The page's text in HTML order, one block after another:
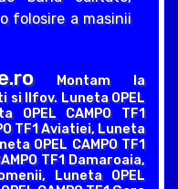
folosire a masinii
Montam la
Ilfov. Luneta OPEL
OPEL CAMPO TF1
TF1 Aviatiei, Luneta
OPEL CAMPO TF1
TF1 Damaroaia,
Luneta OPEL